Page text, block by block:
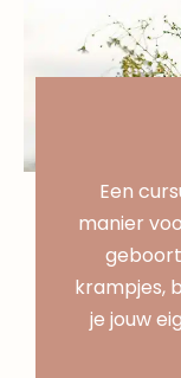
Een
manier
krampjes,
je jouw